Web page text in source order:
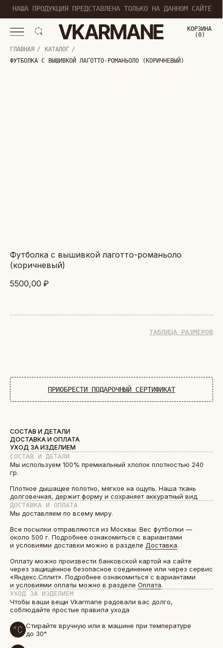
НАША ПРОДУКЦИЯ ПРЕДСТАВЛЕНА ТОЛЬКО НА ДАННОМ САЙТЕ
КОРЗИНА
(0)
0
ГЛАВНАЯ / КАТАЛОГ /
ФУТБОЛКА С ВЫШИВКОЙ ЛАГОТТО-РОМАНЬОЛО (КОРИЧНЕВЫЙ)
футболка с вышивкой лаготто-романьоло
(коричневый)
5500,00 ₽
ТАБЛИЦА РАЗМЕРОВ
ПРИОБРЕСТИ ПОДАРОЧНЫЙ СЕРТИФИКАТ
СОСТАВ И ДЕТАЛИ
ДОСТАВКА И ОПЛАТА
УХОД ЗА ИЗДЕЛИЕМ
СОСТАВ И ДЕТАЛИ
Мы используем 100% премиальный хлопок плотностью 240
гр.
Плотное дышащее полотно, мягкое на ощупь. Наша ткань
долговечная, держит форму и сохраняет аккуратный вид.
ДОСТАВКА И ОПЛАТА
Мы доставляем по всему миру.
Все посылки отправляются из Москвы. Вес футболки —
около 500 г. Подробнее ознакомиться с вариантами
и условиями доставки можно в разделе Доставка.
Оплату можно произвести банковской картой на сайте
через защищённое безопасное соединение или через сервис
«Яндекс.Сплит». Подробнее ознакомиться с вариантами
и условиями оплаты можно в разделе Оплата.
УХОД ЗА ИЗДЕЛИЕМ
Чтобы ваши вещи Vkarmane радовали вас долго,
соблюдайте простые правила ухода
Стирайте вручную или в машине при температуре
до 30°